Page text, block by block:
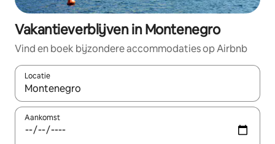
Vakantieverblijven in Montenegro
Vind en boek bijzondere accommodaties op Airbnb
Locatie
Wanneer er resultaten beschikbaar zijn, maak je een keuze
Aankomst